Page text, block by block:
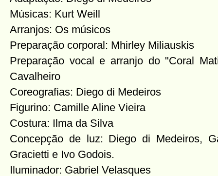
Músicas: Kurt Weill
Arranjos: Os músicos
Preparação corporal: Mhirley Miliauskis
Preparação vocal e arranjo do "Coral
Cavalheiro
Coreografias: Diego di Medeiros
Figurino: Camille Aline Vieira
Costura: Ilma da Silva
Concepção de luz: Diego di Medeiros,
Gracietti e Ivo Godois.
Iluminador: Gabriel Velasques